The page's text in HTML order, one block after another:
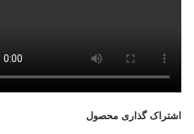
اشتراک گذاری محصول